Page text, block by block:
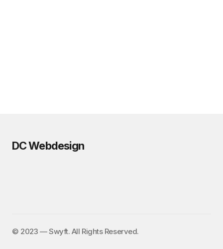
DC Webdesign
©️ 2023 — Swyft. All Rights Reserved.